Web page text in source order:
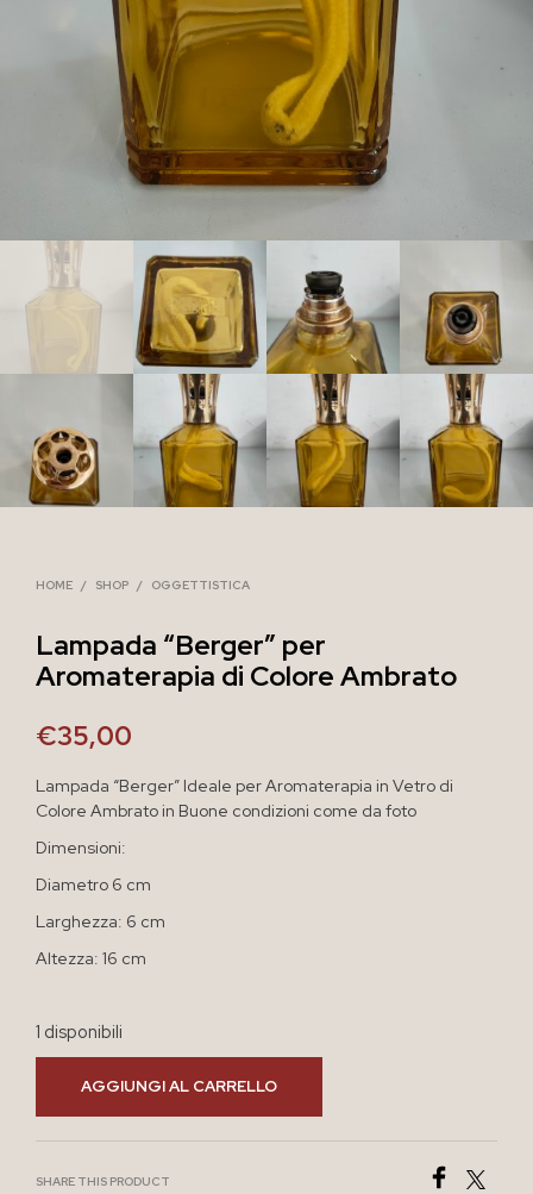
HOME / SHOP / OGGETTISTICA
Lampada “Berger” per
Aromaterapia di Colore Ambrato
€35,00
Lampada “Berger” Ideale per Aromaterapia in Vetro di
Colore Ambrato in Buone condizioni come da foto
Dimensioni:
Diametro 6 cm
Larghezza: 6 cm
Altezza: 16 cm
1 disponibili
AGGIUNGI AL CARRELLO
SHARE THIS PRODUCT